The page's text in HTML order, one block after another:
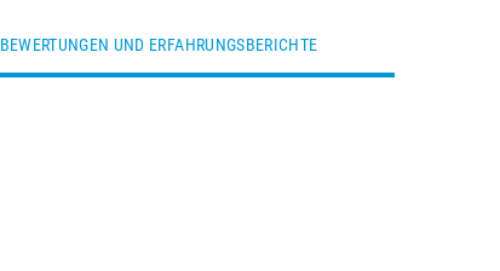
BEWERTUNGEN UND ERFAHRUNGSBERICHTE